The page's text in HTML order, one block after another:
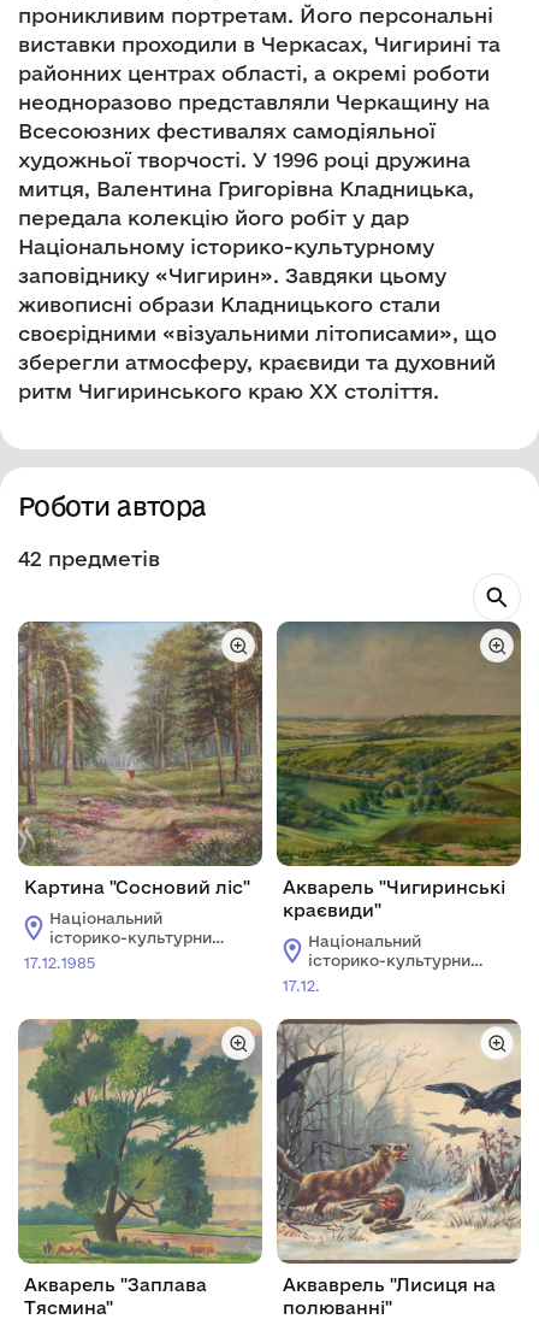
проникливим портретам. Його персональні
виставки проходили в Черкасах, Чигирині та
районних центрах області, а окремі роботи
неодноразово представляли Черкащину на
Всесоюзних фестивалях самодіяльної
художньої творчості. У 1996 році дружина
митця, Валентина Григорівна Кладницька,
передала колекцію його робіт у дар
Національному історико-культурному
заповіднику «Чигирин». Завдяки цьому
живописні образи Кладницького стали
своєрідними «візуальними літописами», що
зберегли атмосферу, краєвиди та духовний
ритм Чигиринського краю ХХ століття.
Роботи автора
42 предметів
Картина "Сосновий ліс"
Національний
історико-культурний
заповідник "Чигирин"
17.12.1985
Акварель "Чигиринські
краєвиди"
Національний
історико-культурний
заповідник "Чигирин"
17.12.
Акварель "Заплава
Тясмина"
Акваврель "Лисиця на
полюванні"